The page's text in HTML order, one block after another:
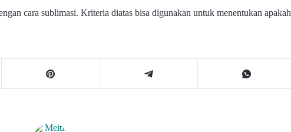
cara sublimasi. Kriteria diatas bisa digunakan untuk menentukan apakah